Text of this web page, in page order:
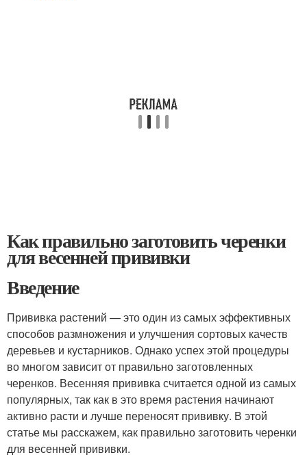
Как правильно заготовить черенки
для весенней прививки
Введение
Прививка растений — это один из самых эффективных
способов размножения и улучшения сортовых качеств
деревьев и кустарников. Однако успех этой процедуры
во многом зависит от правильно заготовленных
черенков. Весенняя прививка считается одной из самых
популярных, так как в это время растения начинают
активно расти и лучше переносят прививку. В этой
статье мы расскажем, как правильно заготовить черенки
для весенней прививки.